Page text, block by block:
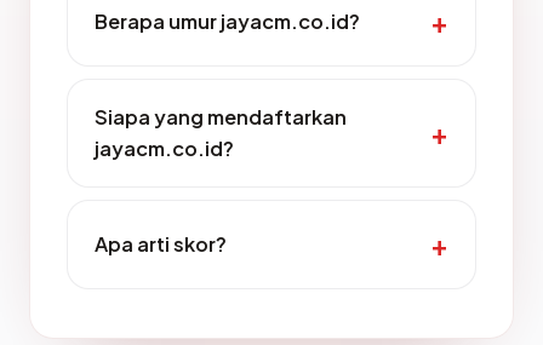
Berapa umur jayacm.co.id?
Siapa yang mendaftarkan
jayacm.co.id?
Apa arti skor?